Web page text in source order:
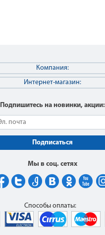
Компания:
Интернет-магазин:
Подпишитесь на новинки, акции:
Подписаться
Мы в соц. сетях
Способы оплаты: